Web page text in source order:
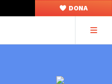
DONA